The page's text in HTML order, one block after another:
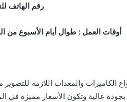
رقم الهاتف للتواصل
أوقات العمل : طوال أيام الأسبوع من
الكاميرات والمعدات اللازمة
عالية وتكون الأسعار مميزة في